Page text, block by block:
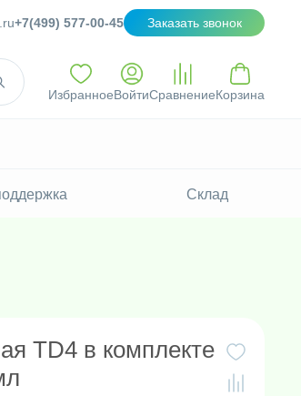
+7(499) 577-00-45 Заказать звонок
ИзбранноеВойтиСравнениеКорзина
Склад
TD4 в комплекте